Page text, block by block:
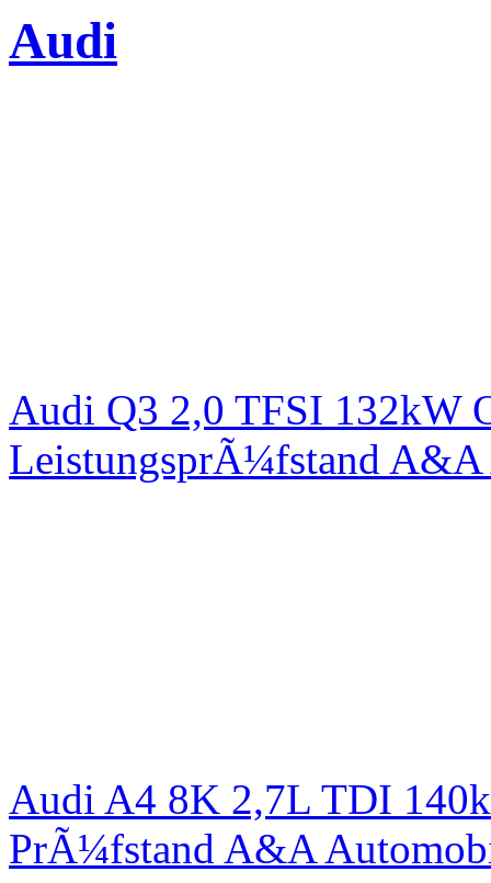
Audi
Audi Q3 2,0 TFSI 132kW
LeistungsprÃ¼fstand
Audi A4 8K 2,7L TDI
PrÃ¼fstand A&A